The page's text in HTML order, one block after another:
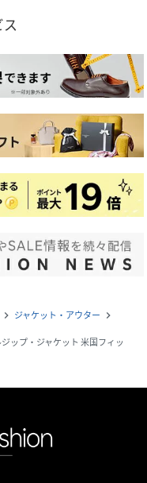
navigate_next ジャケット・アウター navigate_next
ップ・ジャケット 米国フィッ